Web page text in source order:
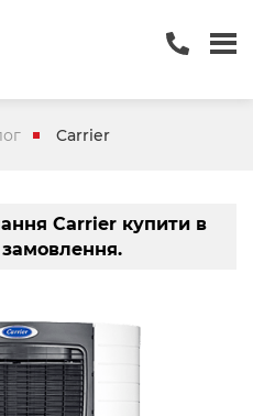
Carrier
Carrier купити в
замовлення.